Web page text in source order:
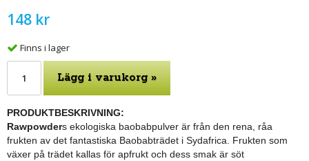
148 kr
Finns i lager
Lägg i varukorg »
PRODUKTBESKRIVNING:
Rawpowders ekologiska baobabpulver är från den rena, råa
frukten av det fantastiska Baobabträdet i Sydafrica. Frukten som
växer på trädet kallas för apfrukt och dess smak är söt